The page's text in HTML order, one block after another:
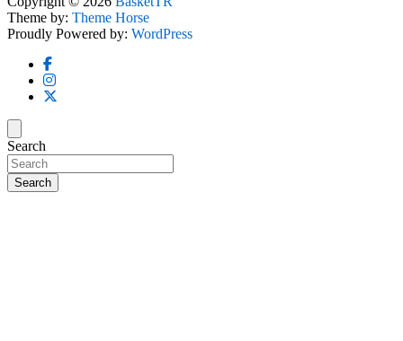
Theme by: Theme Horse
Proudly Powered by: WordPress
Search
Search